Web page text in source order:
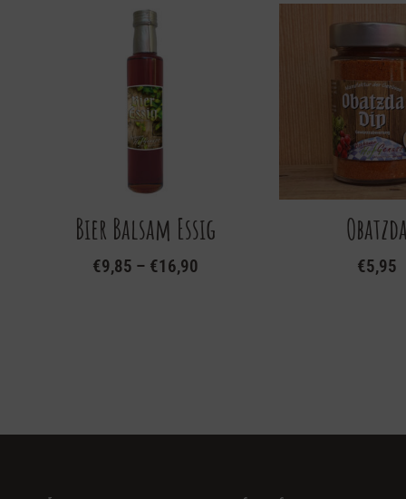
Bier Balsam Essig
€9,85 – €16,90
können
€5,95